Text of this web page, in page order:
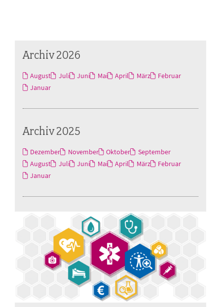
Archiv 2026
August Juli Juni Mai April März
Februar
Januar
Archiv 2025
Dezember November Oktober
September
August
Juli Juni Mai April März
Februar
Januar